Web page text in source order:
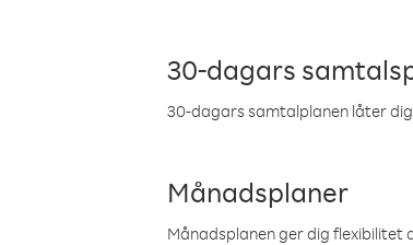
30-dagars
30-dagars samtalplanen låter
Månadsplaner
Månadsplanen ger dig